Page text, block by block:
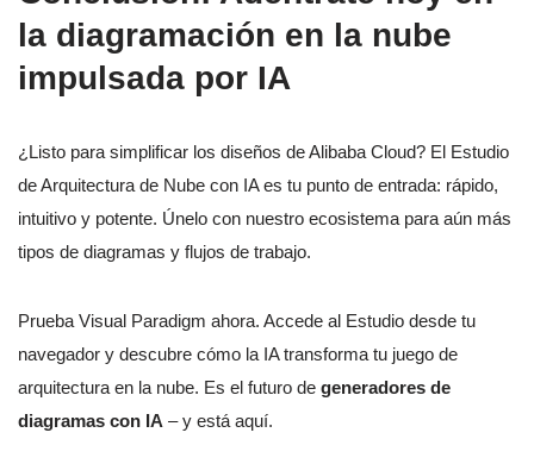
la diagramación en la nube
impulsada por IA
¿Listo para simplificar los diseños de Alibaba Cloud? El Estudio
de Arquitectura de Nube con IA es tu punto de entrada: rápido,
intuitivo y potente. Únelo con nuestro ecosistema para aún más
tipos de diagramas y flujos de trabajo.
Prueba Visual Paradigm ahora. Accede al Estudio desde tu
navegador y descubre cómo la IA transforma tu juego de
arquitectura en la nube. Es el futuro de generadores de
diagramas con IA – y está aquí.